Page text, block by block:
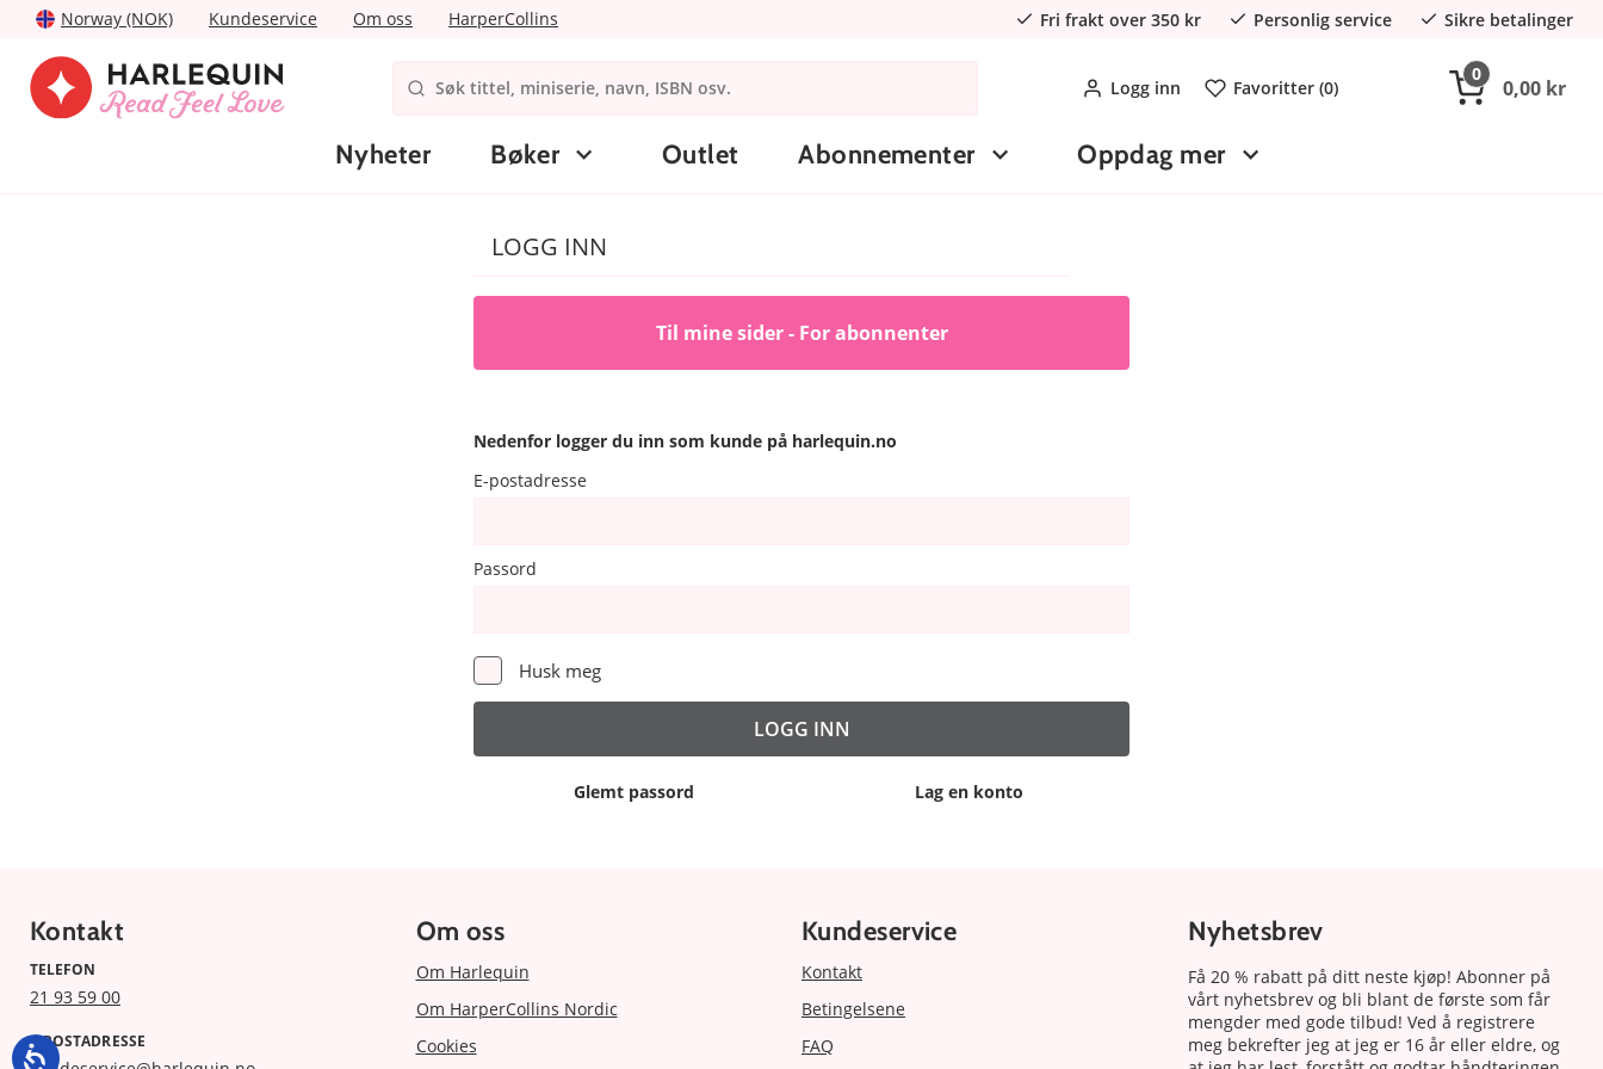
Norway (NOK) Kundeservice Om oss HarperCollins Fri frakt over 350 kr Personlig service Sikre betalinger
Logg inn Favoritter (0)
0
0,00 kr
Nyheter Bøker Outlet Abonnementer Oppdag mer
LOGG INN
Til mine sider - For abonnenter
Nedenfor logger du inn som kunde på harlequin.no
E-postadresse
Passord
Husk meg
Glemt passord Lag en konto
Kontakt
TELEFON
21 93 59 00
E-POSTADRESSE
Om oss
Om Harlequin
Om HarperCollins Nordic
Cookies
Kundeservice
Kontakt
Betingelsene
FAQ
Nyhetsbrev
Få 20 % rabatt på ditt neste kjøp! Abonner på
vårt nyhetsbrev og bli blant de første som får
mengder med gode tilbud! Ved å registrere
meg bekrefter jeg at jeg er 16 år eller eldre, og